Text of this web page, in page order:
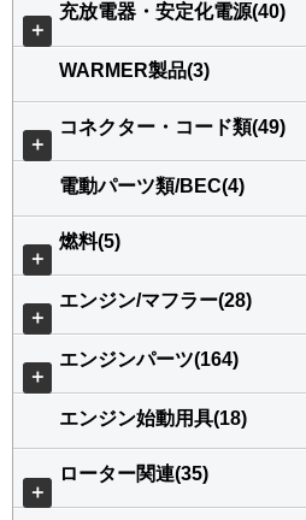
＋
充放電器・安定化電源(40)
WARMER製品(3)
＋
コネクター・コード類(49)
電動パーツ類/BEC(4)
＋
燃料(5)
＋
エンジン/マフラー(28)
＋
エンジンパーツ(164)
エンジン始動用具(18)
＋
ローター関連(35)